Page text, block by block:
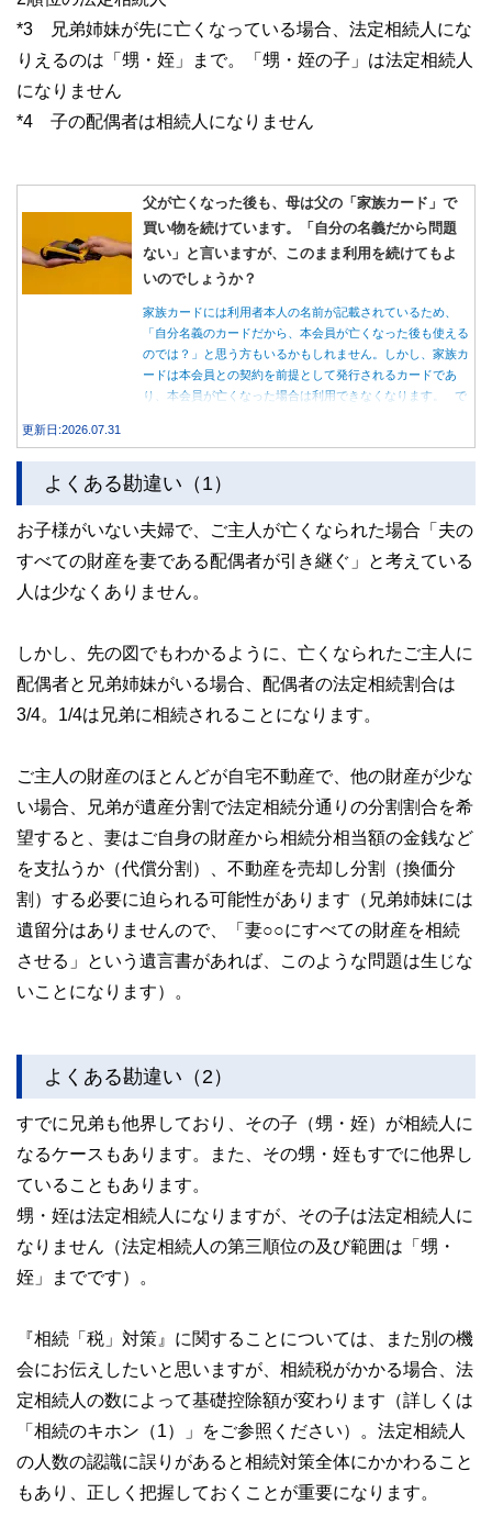
*3 兄弟姉妹が先に亡くなっている場合、法定相続人にな
りえるのは「甥・姪」まで。「甥・姪の子」は法定相続人
になりません
*4 子の配偶者は相続人になりません
父が亡くなった後も、母は父の「家族カード」で
買い物を続けています。「自分の名義だから問題
ない」と言いますが、このまま利用を続けてもよ
いのでしょうか？
家族カードには利用者本人の名前が記載されているため、
「自分名義のカードだから、本会員が亡くなった後も使える
のでは？」と思う方もいるかもしれません。しかし、家族カ
ードは本会員との契約を前提として発行されるカードであ
り、本会員が亡くなった場合は利用できなくなります。 で
族が行うべき手続きについて分かりやすく解説します。
更新日:2026.07.31
よくある勘違い（1）
お子様がいない夫婦で、ご主人が亡くなられた場合「夫の
すべての財産を妻である配偶者が引き継ぐ」と考えている
人は少なくありません。
しかし、先の図でもわかるように、亡くなられたご主人に
配偶者と兄弟姉妹がいる場合、配偶者の法定相続割合は
3/4。1/4は兄弟に相続されることになります。
ご主人の財産のほとんどが自宅不動産で、他の財産が少な
い場合、兄弟が遺産分割で法定相続分通りの分割割合を希
望すると、妻はご自身の財産から相続分相当額の金銭など
を支払うか（代償分割）、不動産を売却し分割（換価分
割）する必要に迫られる可能性があります（兄弟姉妹には
遺留分はありませんので、「妻○○にすべての財産を相続
させる」という遺言書があれば、このような問題は生じな
いことになります）。
よくある勘違い（2）
すでに兄弟も他界しており、その子（甥・姪）が相続人に
なるケースもあります。また、その甥・姪もすでに他界し
ていることもあります。
甥・姪は法定相続人になりますが、その子は法定相続人に
なりません（法定相続人の第三順位の及び範囲は「甥・
姪」までです）。
『相続「税」対策』に関することについては、また別の機
会にお伝えしたいと思いますが、相続税がかかる場合、法
定相続人の数によって基礎控除額が変わります（詳しくは
「相続のキホン（1）」をご参照ください）。法定相続人
の人数の認識に誤りがあると相続対策全体にかかわること
もあり、正しく把握しておくことが重要になります。